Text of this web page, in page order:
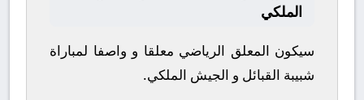
الملكي
سيكون المعلق الرياضي معلقا و واصفا لمباراة
شبيبة القبائل و الجيش الملكي.